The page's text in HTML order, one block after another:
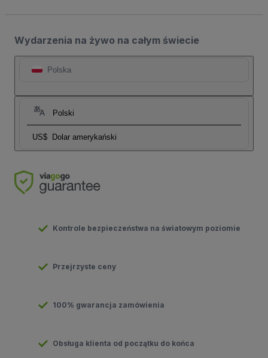
Wydarzenia na żywo na całym świecie
Polska
Polski
US$ Dolar amerykański
Kontrole bezpieczeństwa na światowym poziomie
Przejrzyste ceny
100% gwarancja zamówienia
Obsługa klienta od początku do końca